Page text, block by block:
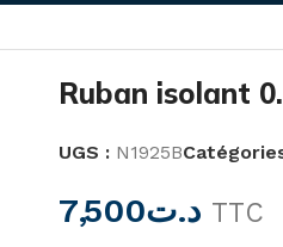
Ruban isolant
UGS : N1925B
د.ت7,500 TTC